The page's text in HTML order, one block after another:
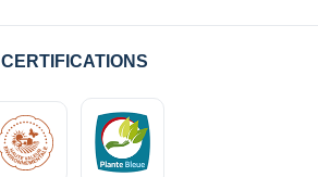
CERTIFICATIONS